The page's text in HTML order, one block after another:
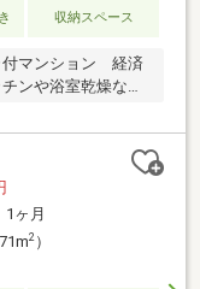
収納スペース
付マンション 経済
ンや浴室乾燥など
1ヶ月
2）